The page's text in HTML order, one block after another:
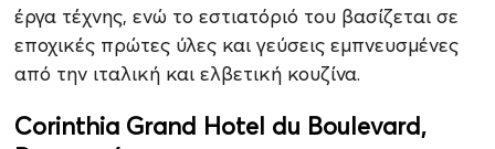
έργα τέχνης, ενώ το εστιατόριό του βασίζεται σε
εποχικές πρώτες ύλες και γεύσεις εμπνευσμένες
από την ιταλική και ελβετική κουζίνα.
Corinthia Grand Hotel du Boulevard,